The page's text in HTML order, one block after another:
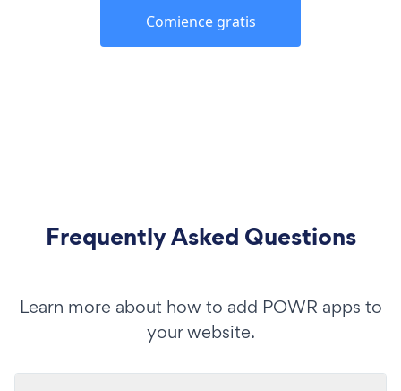
Comience gratis
Frequently Asked Questions
Learn more about how to add POWR apps to
your website.